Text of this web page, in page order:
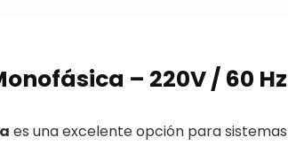
– 220V / 60
es una excelente opción para